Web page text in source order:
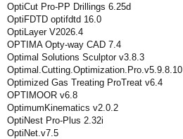
OptiCut Pro-PP Drillings 6.25d
OptiFDTD optifdtd 16.0
OptiLayer V2026.4
OPTIMA Opty-way CAD 7.4
Optimal Solutions Sculptor v3.8.3
Optimal.Cutting.Optimization.Pro.v5.9.8.10
Optimized Gas Treating ProTreat v6.4
OPTIMOOR v6.8
OptimumKinematics v2.0.2
OptiNest Pro-Plus 2.32i
OptiNet.v7.5